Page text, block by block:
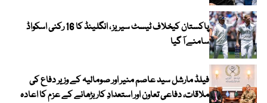
پاکستان کیخلاف ٹیسٹ سیریز ، انگلینڈ کا 16 رکنی اسکواڈ
سامنے آ گیا
فیلڈ مارشل سید عاصم منیر اور صومالیہ کے وزیر دفاع کی
ملاقات، دفاعی تعاون اور استعدادِ کار بڑھانے کے عزم کا اعادہ